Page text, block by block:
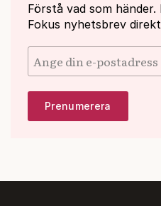
Förstå vad som
Fokus nyhetsbrev